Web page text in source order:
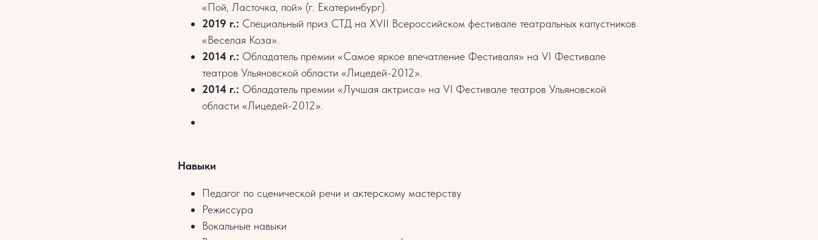
«Пой, Ласточка, пой» (г. Екатеринбург).
2019 г.: Специальный приз СТД на XVII Всероссийском фестивале театральных капустников
«Веселая Коза».
2014 г.: Обладатель премии «Самое яркое впечатление Фестиваля» на VI Фестивале
театров Ульяновской области «Лицедей-2012».
2014 г.: Обладатель премии «Лучшая актриса» на VI Фестивале театров Ульяновской
области «Лицедей-2012».
Навыки
Педагог по сценической речи и актерскому мастерству
Режиссура
Вокальные навыки